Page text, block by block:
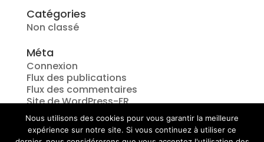
Catégories
Non classé
Méta
Connexion
Flux des publications
Flux des commentaires
Site de WordPress-FR
Nous utilisons des cookies pour vous garantir la meilleure
expérience sur notre site. Si vous continuez à utiliser ce